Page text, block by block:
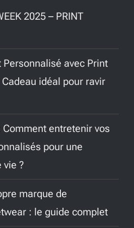
2025 – PRINT
Personnalisé avec Print
idéal pour ravir
entretenir vos
pour une
vie ?
marque de
: le guide complet